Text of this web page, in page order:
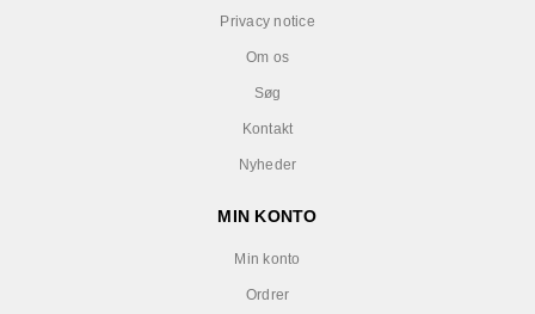
Privacy notice
Om os
Søg
Kontakt
Nyheder
MIN KONTO
Min konto
Ordrer